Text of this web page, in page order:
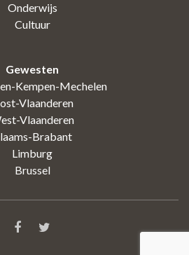
Onderwijs
Cultuur
Gewesten
Kempen-Mechelen
Vlaanderen
Vlaanderen
Brabant
Limburg
Brussel